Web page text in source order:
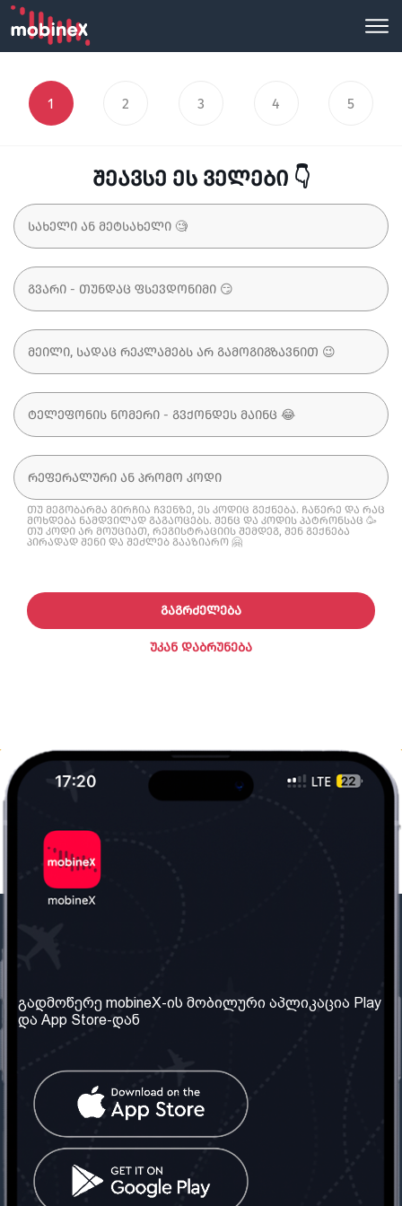
1 2 3 4 5
შეავსე ეს ველები 👇
თუ მეგობარმა გირჩია ჩვენზე, ეს კოდიც გექნება. ჩაწერე და რაც
მოხდება ნამდვილად გაგაოცებს. შენც და კოდის პატრონსაც 🥳
თუ კოდი არ მოუციათ, რეგისტრაციის შემდეგ, შენ გექნება
პირადად შენი და შეძლებ გააზიარო 🤗
ᲣᲙᲐᲜ ᲓᲐᲑᲠᲣᲜᲔᲑᲐ
ᲒᲐᲒᲠᲫᲔᲚᲔᲑᲐ
ჩვენ შესახებ
ჩვენი სერვისები
წესები და პირობები
კითხვები
კონტაქტი
საქართველო: თბილისი
ტელ: 032 2 04 00 50
სოციალური ქსელი
გადმოწერე mobineX-ის მობილური აპლიკაცია Play
და App Store-დან